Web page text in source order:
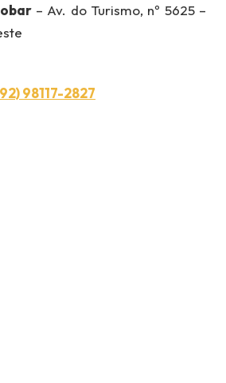
– Av. do Turismo, nº 5625 –
98117-2827